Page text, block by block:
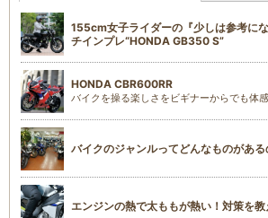
155cm女子ライダーの『少しは参考に
チインプレ“HONDA GB350 S”
HONDA CBR600RR
バイクを操る楽しさをビギナーからでも体
バイクのジャンルってどんなものがある
エンジンの熱で太ももが熱い！対策を教